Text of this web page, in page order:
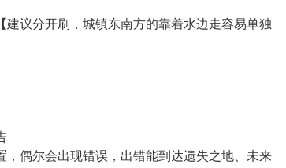
议分开刷，城镇东南方的靠着水边走容易单独
偶尔会出现错误，出错能到达遗失之地、未来